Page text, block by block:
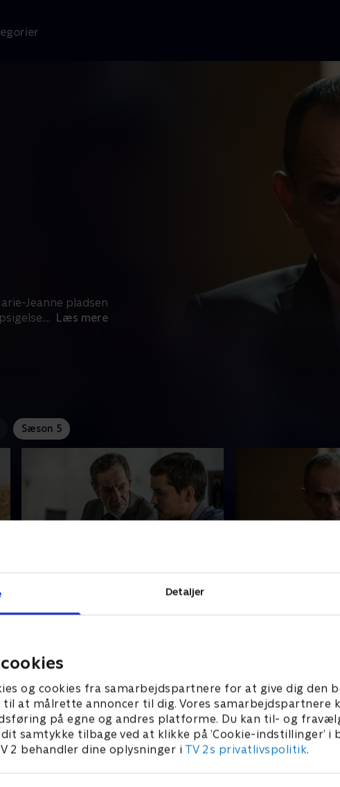
Detaljer
og cookies fra samarbejdspartnere for at give dig den
til at målrette annoncer til dig. Vores samarbejdspartnere
på egne og andres platforme. Du kan til- og
samtykke tilbage ved at klikke på ’Cookie-indstillinger’ i
2 behandler dine oplysninger i TV 2s privatlivspolitik.
Jeanne pladsen
... Læs mere
Sæson 5
Spillet om at lægge pres på Karlov
Efter hendes